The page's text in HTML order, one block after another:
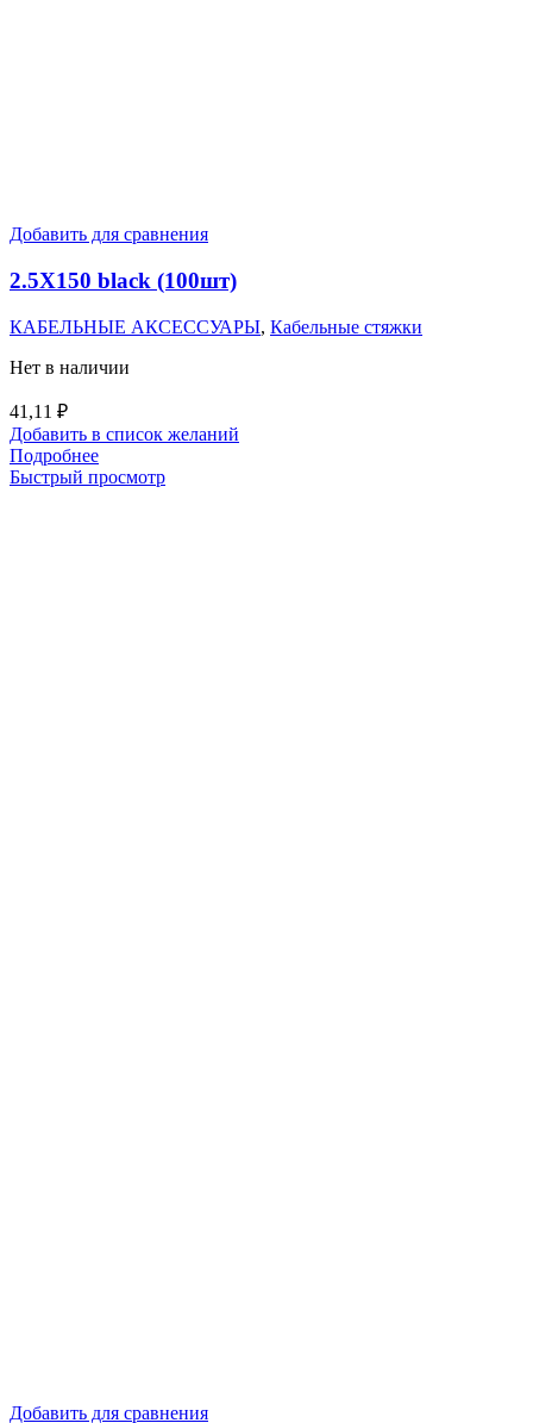
Добавить для сравнения
2.5X150 black (100шт)
КАБЕЛЬНЫЕ АКСЕССУАРЫ, Кабельные стяжки
Нет в наличии
41,11 ₽
Добавить в список желаний
Подробнее
Быстрый просмотр
Добавить для сравнения